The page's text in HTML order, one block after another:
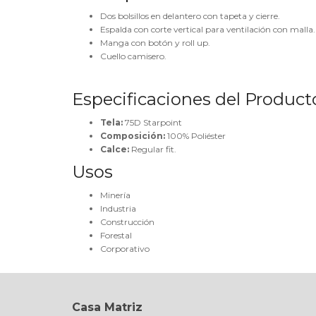
Dos bolsillos en delantero con tapeta y cierre.
Espalda con corte vertical para ventilación con malla.
Manga con botón y roll up.
Cuello camisero.
Especificaciones del
Tela: 75D Starpoint
Composición: 100% Poliéster
Calce: Regular fit.
Usos
Minería
Industria
Construcción
Forestal
Corporativo
Casa Matriz